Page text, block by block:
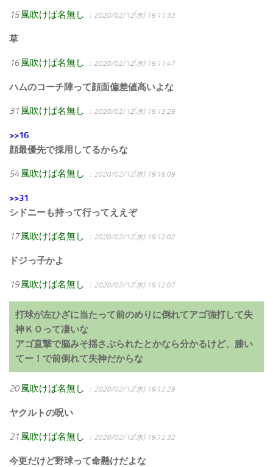
15 風吹けば名無し ：2020/02/12(水) 19:11:33
草
16 風吹けば名無し ：2020/02/12(水) 19:11:47
ハムのコーチ陣って顔面偏差値高いよな
31 風吹けば名無し ：2020/02/12(水) 19:13:29
>>16
顔最優先で採用してるからな
54 風吹けば名無し ：2020/02/12(水) 19:16:09
>>31
シドニーも持って行ってええぞ
17 風吹けば名無し ：2020/02/12(水) 19:12:02
ドジっ子かよ
19 風吹けば名無し ：2020/02/12(水) 19:12:07
打球が左ひざに当たって前のめりに倒れてアゴ強打して失
神ＫＯって凄いな
アゴ直撃で脳みそ揺さぶられたとかなら分かるけど、膝い
てー！で前倒れて失神だからな
20 風吹けば名無し ：2020/02/12(水) 19:12:29
ヤクルトの呪い
21 風吹けば名無し ：2020/02/12(水) 19:12:32
今更だけど野球って命懸けだよな